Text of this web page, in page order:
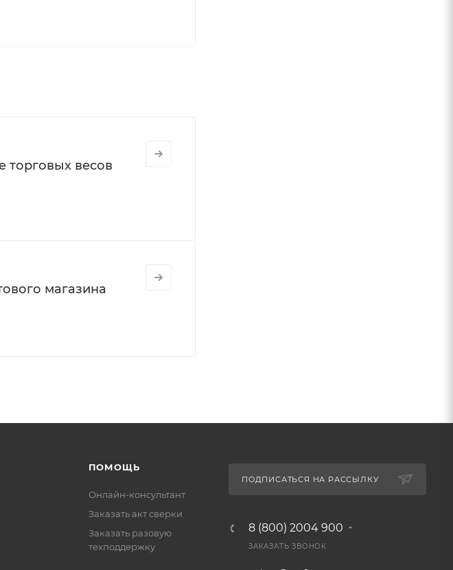
торговых весов
магазина
ПОМОЩЬ
Онлайн-консультант
Заказать акт сверки
Заказать разовую
техподдержку
ПОДПИСАТЬСЯ НА РАССЫЛКУ
8 (800) 2004 900
ЗАКАЗАТЬ ЗВОНОК